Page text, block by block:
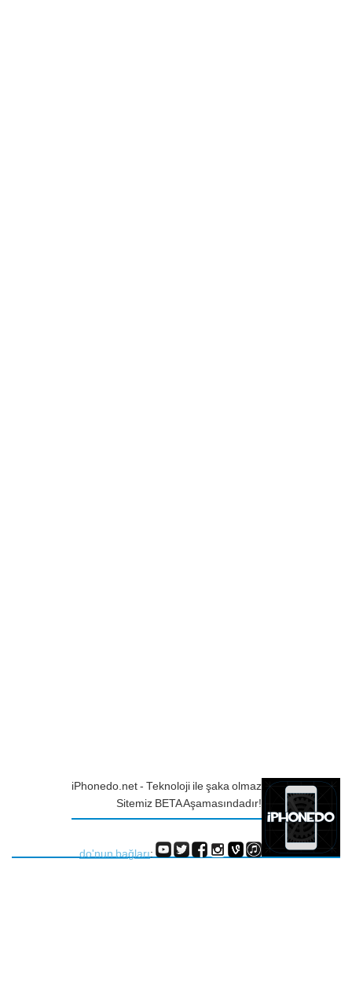
iPhonedo.net - Teknoloji ile şaka olmaz
Sitemiz BETA Aşamasındadır!
do'nun bağları: